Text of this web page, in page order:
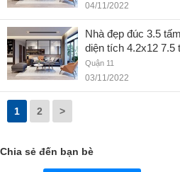
04/11/2022
Nhà đẹp đúc 3.5
diện tích 4.2x12 7.5
Quận 11
03/11/2022
1 2 >
Chia sẻ đến bạn bè